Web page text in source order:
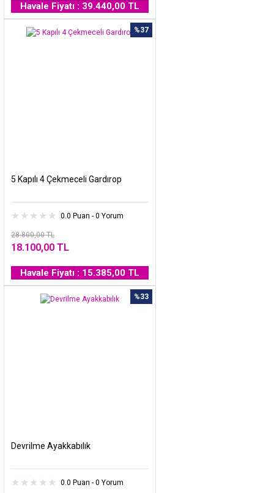
Havale Fiyatı : 39.440,00 TL
%37
5 Kapılı 4 Çekmeceli Gardırop
0.0 Puan - 0 Yorum
28.800,00 TL
18.100,00 TL
Havale Fiyatı : 15.385,00 TL
%33
Devrilme Ayakkabılık
0.0 Puan - 0 Yorum